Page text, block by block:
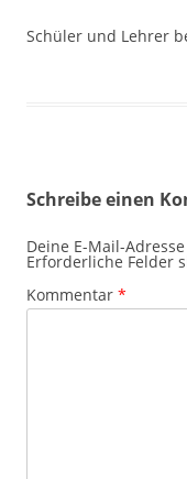
Schüler und Lehrer
Schreibe einen
Deine E-Mail-
Erforderliche Felder
Kommentar *